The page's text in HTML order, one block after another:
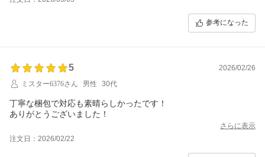
参考になった
5
2026/02/26
ミスター6376さん
男性 30代
丁寧な梱包で対応も素晴らしかったです！
ありがとうございました！
さらに表示
注文日：2026/02/22